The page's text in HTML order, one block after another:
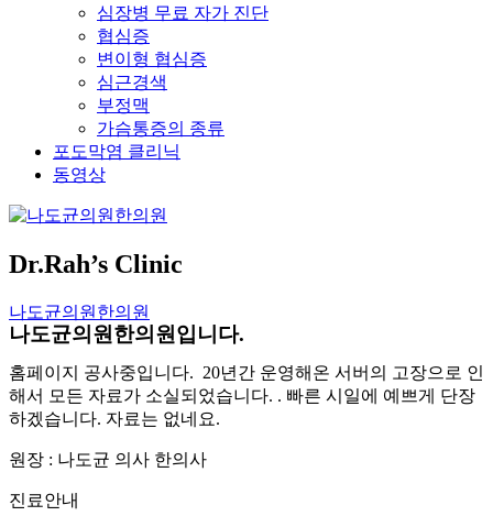
심장병 무료 자가 진단
협심증
변이형 협심증
심근경색
부정맥
가슴통증의 종류
포도막염 클리닉
동영상
Dr.Rah’s Clinic
나도균의원한의원
나도균의원한의원입니다.
홈페이지 공사중입니다. 20년간 운영해온 서버의 고장으로 인
해서 모든 자료가 소실되었습니다. . 빠른 시일에 예쁘게 단장
하겠습니다. 자료는 없네요.
원장 : 나도균 의사 한의사
진료안내